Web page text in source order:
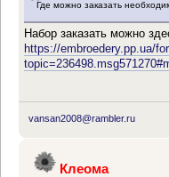
Где можно заказать
Набор заказать можно
https://embroedery.pp.ua/
vansan2008@rambler.ru
Клеома